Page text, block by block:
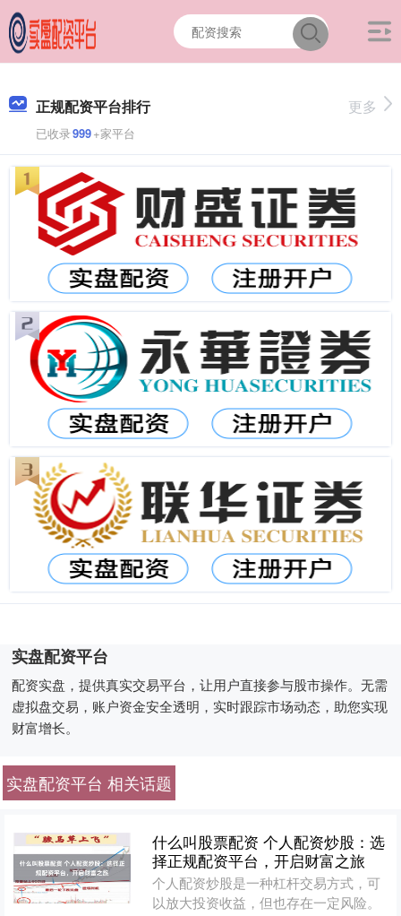
正规配资平台排行
已收录999+家平台
更多
实盘配资平台
配资实盘，提供真实交易平台，让用户直接参与股市操作。无需
虚拟盘交易，账户资金安全透明，实时跟踪市场动态，助您实现
财富增长。
实盘配资平台 相关话题
什么叫股票配资 个人配资炒股：选
择正规配资平台，开启财富之旅
个人配资炒股是一种杠杆交易方式，可
以放大投资收益，但也存在一定风险。